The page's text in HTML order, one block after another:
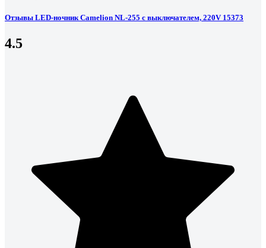
Отзывы LED-ночник Camelion NL-255 с выключателем, 220V 15373
4.5